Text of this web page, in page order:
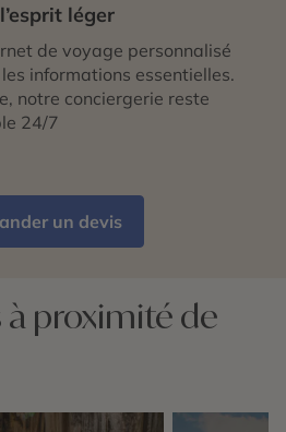
léger
de voyage personnalisé
informations essentielles.
notre conciergerie reste
24/7
un devis
proximité de